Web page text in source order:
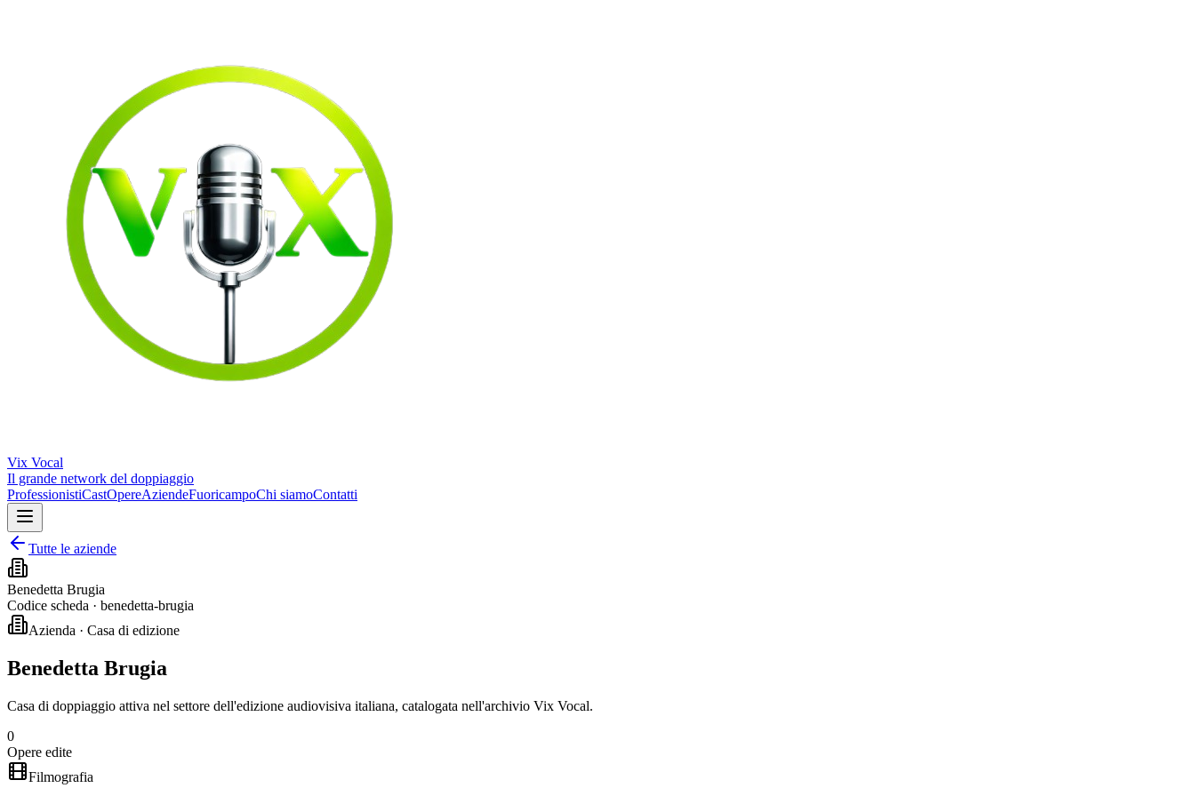
Vix Vocal
Il grande network del doppiaggio
ProfessionistiCastOpereAziendeFuoricampoChi siamoContatti
Tutte le aziende
Benedetta Brugia
Codice scheda · benedetta-brugia
Azienda · Casa di edizione
Benedetta Brugia
Casa di doppiaggio attiva nel settore dell'edizione audiovisiva italiana, catalogata nell'archivio Vix Vocal.
0
Opere edite
Filmografia